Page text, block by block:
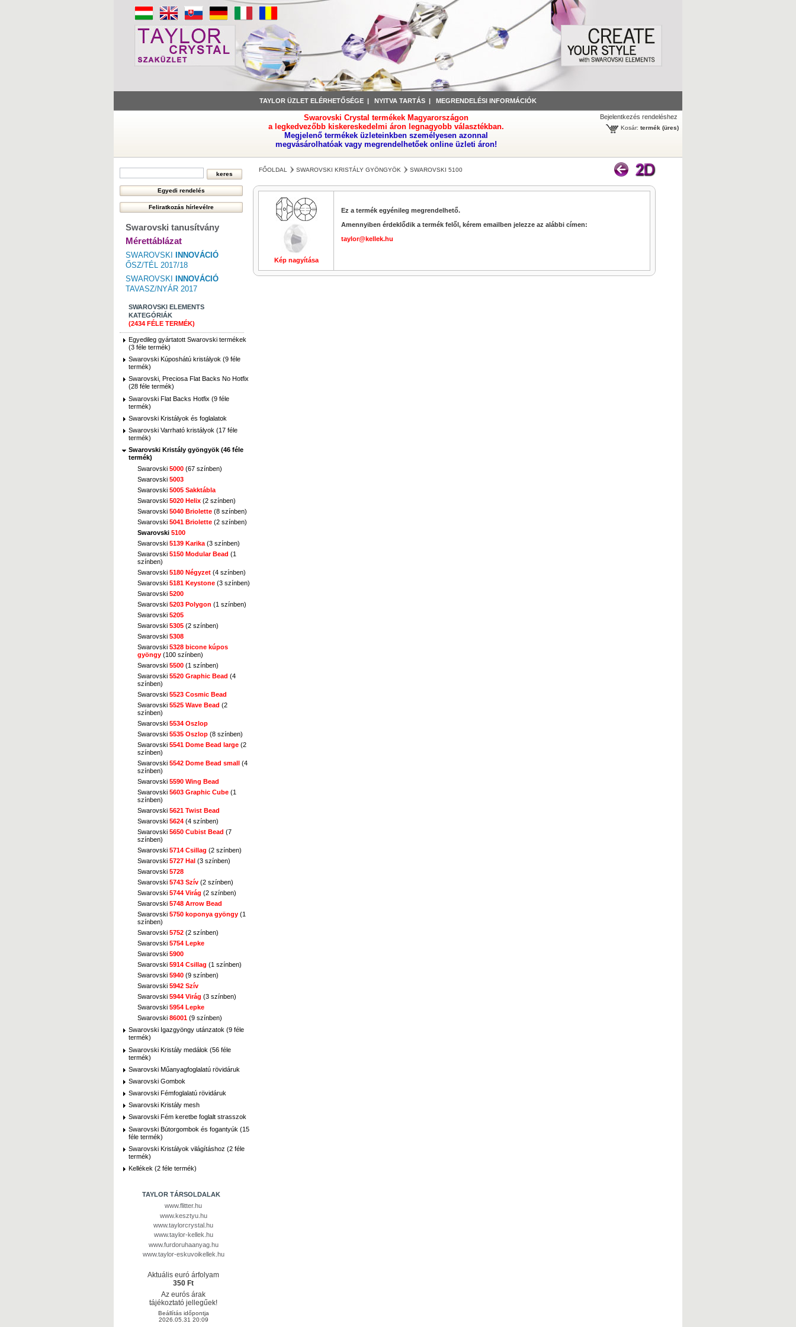
TAYLOR ÜZLET ELÉRHETŐSÉGE | NYITVA TARTÁS | MEGRENDELÉSI INFORMÁCIÓK
Swarovski Crystal termékek Magyarországon
a legkedvezőbb kiskereskedelmi áron legnagyobb választékban.
Megjelenő termékek üzleteinkben személyesen azonnal
megvásárolhatóak vagy megrendelhetőek online üzleti áron!
Bejelentkezés rendeléshez
Kosár: termék (üres)
Swarovski tanusítvány
Mérettáblázat
SWAROVSKI
INNOVÁCIÓ
ŐSZ/TÉL 2017/18
SWAROVSKI
INNOVÁCIÓ
TAVASZ/NYÁR 2017
SWAROVSKI ELEMENTS
KATEGÓRIÁK
(2434 FÉLE TERMÉK)
Egyedileg gyártatott Swarovski termékek
(3 féle termék)
Swarovski Kúposhátú kristályok (9 féle
termék)
Swarovski, Preciosa Flat Backs No Hotfix
(28 féle termék)
Swarovski Flat Backs Hotfix (9 féle
termék)
Swarovski Kristályok és foglalatok
Swarovski Varrható kristályok (17 féle
termék)
Swarovski Kristály gyöngyök (46 féle
termék)
Swarovski 5000 (67 színben)
Swarovski 5003
Swarovski 5005 Sakktábla
Swarovski 5020 Helix (2 színben)
Swarovski 5040 Briolette (8 színben)
Swarovski 5041 Briolette (2 színben)
Swarovski 5100
Swarovski 5139 Karika (3 színben)
Swarovski 5150 Modular Bead (1
színben)
Swarovski 5180 Négyzet (4 színben)
Swarovski 5181 Keystone (3 színben)
Swarovski 5200
Swarovski 5203 Polygon (1 színben)
Swarovski 5205
Swarovski 5305 (2 színben)
Swarovski 5308
Swarovski 5328 bicone kúpos
gyöngy (100 színben)
Swarovski 5500 (1 színben)
Swarovski 5520 Graphic Bead (4
színben)
Swarovski 5523 Cosmic Bead
Swarovski 5525 Wave Bead (2
színben)
Swarovski 5534 Oszlop
Swarovski 5535 Oszlop (8 színben)
Swarovski 5541 Dome Bead large (2
színben)
Swarovski 5542 Dome Bead small (4
színben)
Swarovski 5590 Wing Bead
Swarovski 5603 Graphic Cube (1
színben)
Swarovski 5621 Twist Bead
Swarovski 5624 (4 színben)
Swarovski 5650 Cubist Bead (7
színben)
Swarovski 5714 Csillag (2 színben)
Swarovski 5727 Hal (3 színben)
Swarovski 5728
Swarovski 5743 Szív (2 színben)
Swarovski 5744 Virág (2 színben)
Swarovski 5748 Arrow Bead
Swarovski 5750 koponya gyöngy (1
színben)
Swarovski 5752 (2 színben)
Swarovski 5754 Lepke
Swarovski 5900
Swarovski 5914 Csillag (1 színben)
Swarovski 5940 (9 színben)
Swarovski 5942 Szív
Swarovski 5944 Virág (3 színben)
Swarovski 5954 Lepke
Swarovski 86001 (9 színben)
Swarovski Igazgyöngy utánzatok (9 féle
termék)
Swarovski Kristály medálok (56 féle
termék)
Swarovski Műanyagfoglalatú rövidáruk
Swarovski Gombok
Swarovski Fémfoglalatú rövidáruk
Swarovski Kristály mesh
Swarovski Fém keretbe foglalt strasszok
Swarovski Bútorgombok és fogantyúk (15
féle termék)
Swarovski Kristályok világításhoz (2 féle
termék)
Kellékek (2 féle termék)
TAYLOR TÁRSOLDALAK
www.flitter.hu
www.kesztyu.hu
www.taylorcrystal.hu
www.taylor-kellek.hu
www.furdoruhaanyag.hu
www.taylor-eskuvoikellek.hu
Aktuális euró árfolyam
350 Ft
Az eurós árak
tájékoztató jellegűek!
Beállítás időpontja
2026.05.31 20:09
FŐOLDAL SWAROVSKI KRISTÁLY GYÖNGYÖK SWAROVSKI 5100
Kép nagyítása
Ez a termék egyénileg megrendelhető.
Amennyiben érdeklődik a termék felől, kérem emailben jelezze az alábbi címen:
taylor@kellek.hu